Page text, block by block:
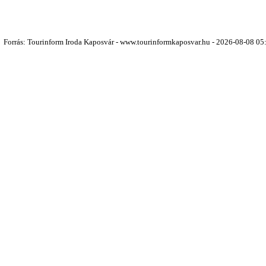
Forrás: Tourinform Iroda Kaposvár - www.tourinformkaposvar.hu - 2026-08-08